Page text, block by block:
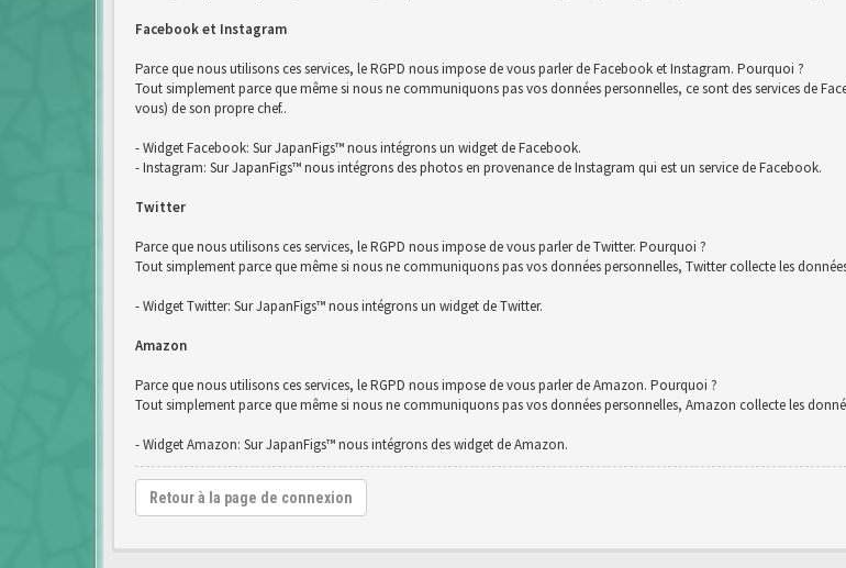
Facebook et Instagram
Parce que nous utilisons ces services, le RGPD nous impose de vous parler de Facebook et Instagram. Pourquoi ?
Tout simplement parce que même si nous ne communiquons pas vos données personnelles, ce sont des services de
vous) de son propre chef..
- Widget Facebook: Sur JapanFigs™ nous intégrons un widget de Facebook.
- Instagram: Sur JapanFigs™ nous intégrons des photos en provenance de Instagram qui est un service de Facebook.
Twitter
Parce que nous utilisons ces services, le RGPD nous impose de vous parler de Twitter. Pourquoi ?
Tout simplement parce que même si nous ne communiquons pas vos données personnelles, Twitter collecte les
- Widget Twitter: Sur JapanFigs™ nous intégrons un widget de Twitter.
Amazon
Parce que nous utilisons ces services, le RGPD nous impose de vous parler de Amazon. Pourquoi ?
Tout simplement parce que même si nous ne communiquons pas vos données personnelles, Amazon collecte les
- Widget Amazon: Sur JapanFigs™ nous intégrons des widget de Amazon.
Retour à la page de connexion